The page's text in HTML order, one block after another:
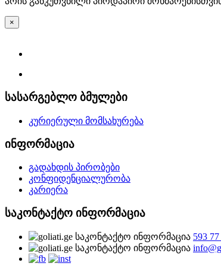
×
სასარგებლო ბმულები
კურიერული მომსახურება
ინფორმაცია
გადახდის პირობები
კონფიდენციალურობა
კარიერა
საკონტაქტო ინფორმაცია
593